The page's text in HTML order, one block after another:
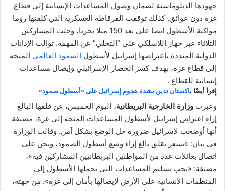
جهودها الدبلوماسية لضمان وصول المساعدات الإنسانية إلى قطاع
غزة دون عوائق. كذلك توقفت الفرقاطة العسكرية التي كلفتها روما
مواكبة الأسطول أيضا على بعد 150 ميلا بحريا، وحثت المشاركين
الثلاثاء عبر جهاز اللاسلكي على “التخلي” عن المهمة. توالت الإدانات
الدولية المنددة باعتراضها إسرائيل لأسطول الصمود العالمي المتجه
إلى قطاع غزة، بهدف كسر الحصار الإسرائيلي وإيصال مساعدات
إنسانية للقطاع .
إقرأ أيضًا باكستان تدين بشدة هجوم إسرائيل على «أسطول صمود»
وعبرت وزارة الخارجية البريطانية، اليوم الخميس، عن قلقها البالغ
إزاء اعتراض إسرائيل لأسطول المساعدات المتجه إلى غزة، مضيفة
أنها أوضحت لإسرائيل ضرورة حل الوضع بشكل آمن. وقالت الوزارة
في بيان: «نشعر بقلق بالغ إزاء وضع أسطول الصمود، ونحن على
اتصال بعائلات عدد من المواطنين البريطانيين المشاركين فيه»،
مضيفة: «يجب تسليم المساعدات التي يحملها الأسطول إلى
المنظمات الإنسانية على الأرض لإيصالها بأمان إلى غزة». من جهته،